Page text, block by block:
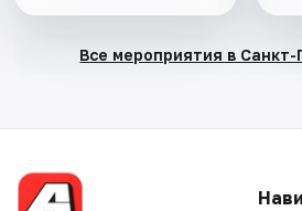
Все мероприятия в Санкт-